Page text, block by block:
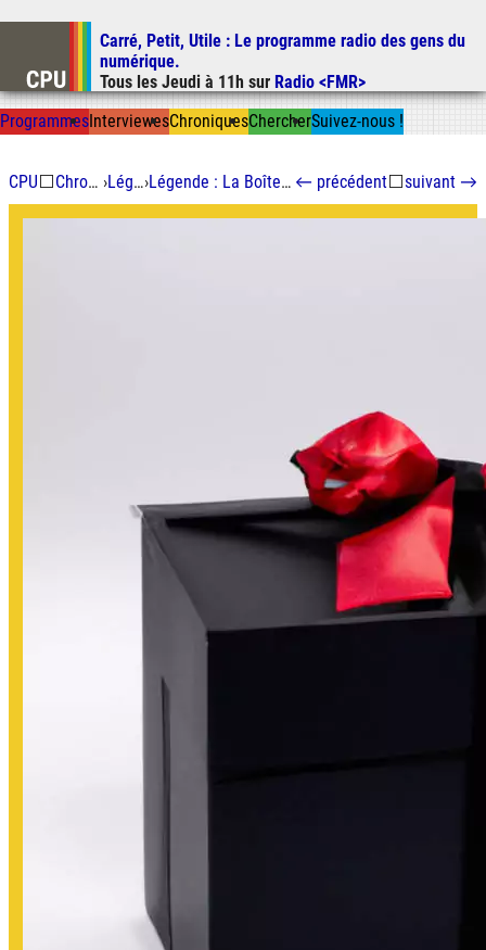
Aller au contenu
Aller à la recherche
Carré, Petit, Utile : Le programme radio des gens du
numérique.
Tous les Jeudi à 11h sur Radio <FMR>
ProgrammesInterviewesChroniquesChercherSuivez-nous !
CPU⬜ Chroniques › Légende› Légende : La Boîte Noire a dix ans ← précédent⬜suivant →